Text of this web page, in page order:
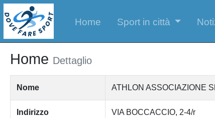
Home Sport in città
Home Dettaglio
Nome ATHLON ASSOCIAZIONE
Indirizzo VIA BOCCACCIO, 2-4/r